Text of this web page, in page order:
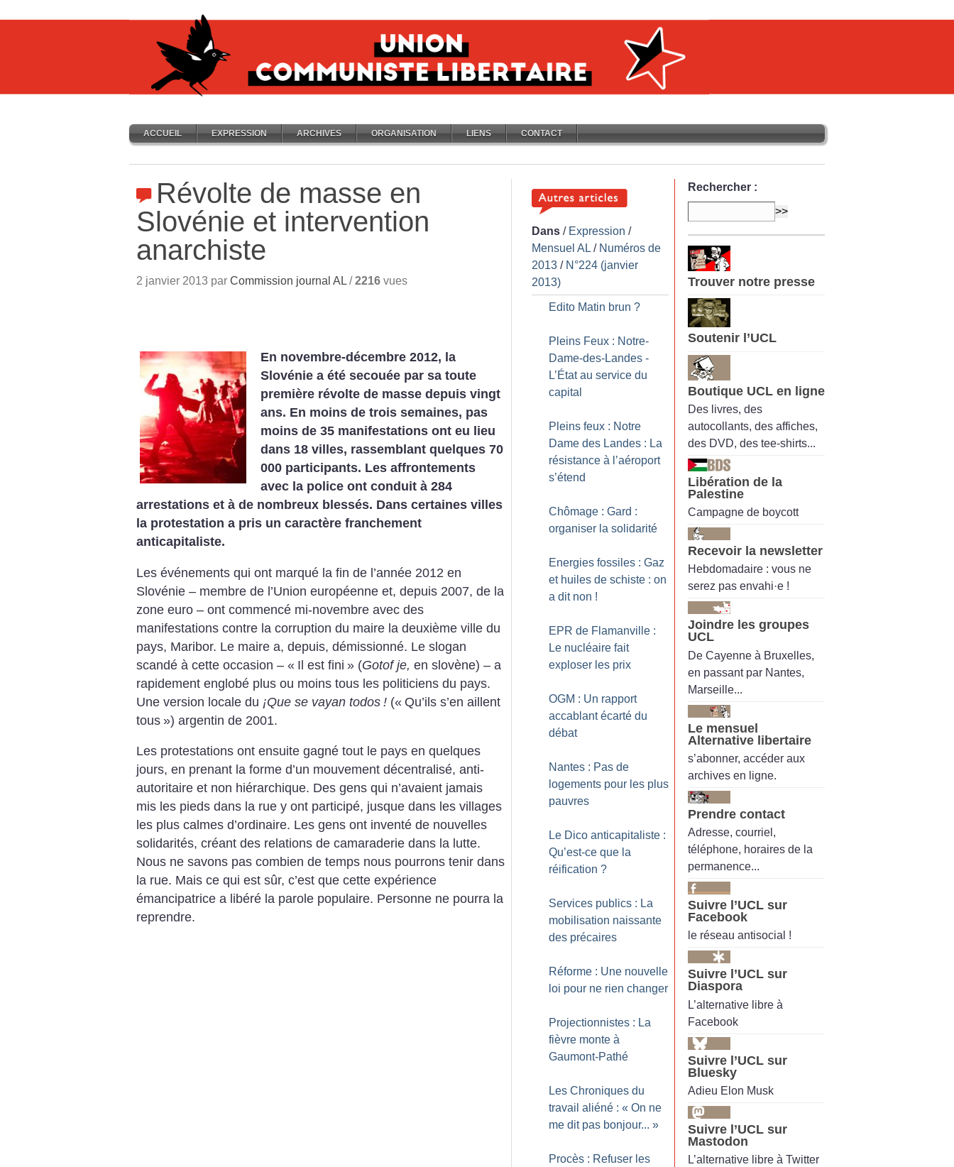
ACCUEIL EXPRESSION ARCHIVES ORGANISATION LIENS CONTACT
Révolte de masse en
Slovénie et intervention
anarchiste
2 janvier 2013 par Commission journal AL /2216 vues
En novembre-décembre 2012, la
Slovénie a été secouée par sa toute
première révolte de masse depuis vingt
ans. En moins de trois semaines, pas
moins de 35 manifestations ont eu lieu
dans 18 villes, rassemblant quelques 70
000 participants. Les affrontements
avec la police ont conduit à 284
arrestations et à de nombreux blessés. Dans certaines villes
la protestation a pris un caractère franchement
anticapitaliste.
Les événements qui ont marqué la fin de l’année 2012 en
Slovénie – membre de l’Union européenne et, depuis 2007, de la
zone euro – ont commencé mi-novembre avec des
manifestations contre la corruption du maire la deuxième ville du
pays, Maribor. Le maire a, depuis, démissionné. Le slogan
scandé à cette occasion – « Il est fini » (Gotof je, en slovène) – a
rapidement englobé plus ou moins tous les politiciens du pays.
Une version locale du ¡Que se vayan todos ! (« Qu’ils s’en aillent
tous ») argentin de 2001.
Les protestations ont ensuite gagné tout le pays en quelques
jours, en prenant la forme d’un mouvement décentralisé, anti-
autoritaire et non hiérarchique. Des gens qui n’avaient jamais
mis les pieds dans la rue y ont participé, jusque dans les villages
les plus calmes d’ordinaire. Les gens ont inventé de nouvelles
solidarités, créant des relations de camaraderie dans la lutte.
Nous ne savons pas combien de temps nous pourrons tenir dans
la rue. Mais ce qui est sûr, c’est que cette expérience
émancipatrice a libéré la parole populaire. Personne ne pourra la
reprendre.
Dans / Expression /
Mensuel AL / Numéros de
2013 / N°224 (janvier
2013)
Edito Matin brun ?
Pleins Feux : Notre-
Dame-des-Landes -
L’État au service du
capital
Pleins feux : Notre
Dame des Landes : La
résistance à l’aéroport
s’étend
Chômage : Gard :
organiser la solidarité
Energies fossiles : Gaz
et huiles de schiste : on
a dit non !
EPR de Flamanville :
Le nucléaire fait
exploser les prix
OGM : Un rapport
accablant écarté du
débat
Nantes : Pas de
logements pour les plus
pauvres
Le Dico anticapitaliste :
Qu’est-ce que la
réification ?
Services publics : La
mobilisation naissante
des précaires
Réforme : Une nouvelle
loi pour ne rien changer
Projectionnistes : La
fièvre monte à
Gaumont-Pathé
Les Chroniques du
travail aliéné : « On ne
me dit pas bonjour... »
Procès : Refuser les
Rechercher :
Trouver notre presse
Soutenir l’UCL
Boutique UCL en ligne
Des livres, des
autocollants, des affiches,
des DVD, des tee-shirts...
Libération de la
Palestine
Campagne de boycott
Recevoir la newsletter
Hebdomadaire : vous ne
serez pas envahi·e !
Joindre les groupes
UCL
De Cayenne à Bruxelles,
en passant par Nantes,
Marseille...
Le mensuel
Alternative libertaire
s’abonner, accéder aux
archives en ligne.
Prendre contact
Adresse, courriel,
téléphone, horaires de la
permanence...
Suivre l’UCL sur
Facebook
le réseau antisocial !
Suivre l’UCL sur
Diaspora
L’alternative libre à
Facebook
Suivre l’UCL sur
Bluesky
Adieu Elon Musk
Suivre l’UCL sur
Mastodon
L’alternative libre à Twitter